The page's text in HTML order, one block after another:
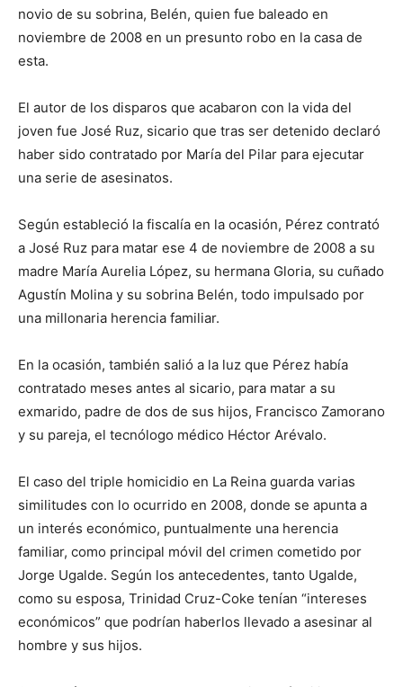
novio de su sobrina, Belén, quien fue baleado en
noviembre de 2008 en un presunto robo en la casa de
esta.
El autor de los disparos que acabaron con la vida del
joven fue José Ruz, sicario que tras ser detenido declaró
haber sido contratado por María del Pilar para ejecutar
una serie de asesinatos.
Según estableció la fiscalía en la ocasión, Pérez contrató
a José Ruz para matar ese 4 de noviembre de 2008 a su
madre María Aurelia López, su hermana Gloria, su cuñado
Agustín Molina y su sobrina Belén, todo impulsado por
una millonaria herencia familiar.
En la ocasión, también salió a la luz que Pérez había
contratado meses antes al sicario, para matar a su
exmarido, padre de dos de sus hijos, Francisco Zamorano
y su pareja, el tecnólogo médico Héctor Arévalo.
El caso del triple homicidio en La Reina guarda varias
similitudes con lo ocurrido en 2008, donde se apunta a
un interés económico, puntualmente una herencia
familiar, como principal móvil del crimen cometido por
Jorge Ugalde. Según los antecedentes, tanto Ugalde,
como su esposa, Trinidad Cruz-Coke tenían “intereses
económicos” que podrían haberlos llevado a asesinar al
hombre y sus hijos.